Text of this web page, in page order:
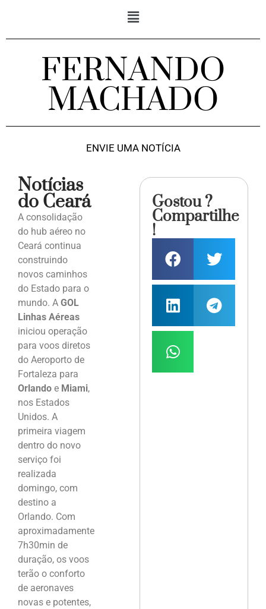
FERNANDO
MACHADO
ENVIE UMA NOTÍCIA
Notícias
do Ceará
A consolidação
do hub aéreo no
Ceará continua
construindo
novos caminhos
do Estado para o
mundo. A GOL
Linhas Aéreas
iniciou operação
para voos diretos
do Aeroporto de
Fortaleza para
Orlando e Miami,
nos Estados
Unidos. A
primeira viagem
dentro do novo
serviço foi
realizada
domingo, com
destino a
Orlando. Com
aproximadamente
7h30min de
duração, os voos
terão o conforto
de aeronaves
novas e potentes,
Gostou ?
Compartilhe
!